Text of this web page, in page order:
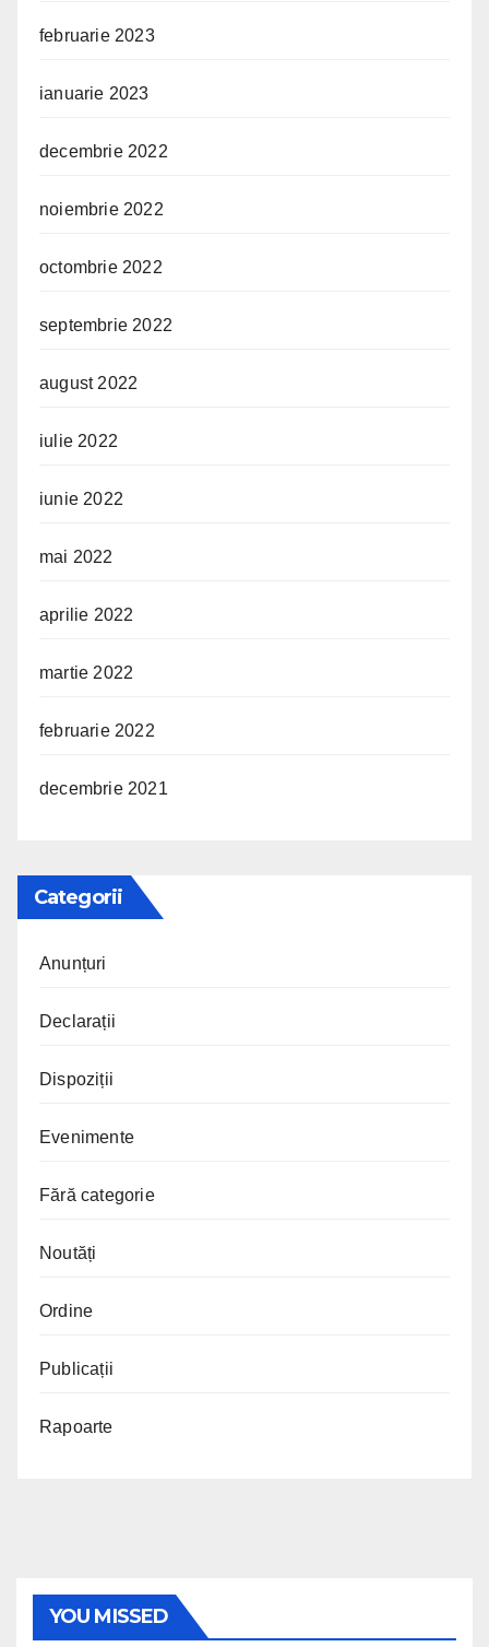
februarie 2023
ianuarie 2023
decembrie 2022
noiembrie 2022
octombrie 2022
septembrie 2022
august 2022
iulie 2022
iunie 2022
mai 2022
aprilie 2022
martie 2022
februarie 2022
decembrie 2021
Categorii
Anunțuri
Declarații
Dispoziții
Evenimente
Fără categorie
Noutăți
Ordine
Publicații
Rapoarte
YOU MISSED